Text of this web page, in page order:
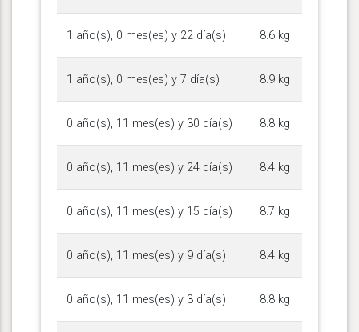
1 año(s), 0 mes(es) y 22 día(s) 8.6 kg
1 año(s), 0 mes(es) y 7 día(s) 8.9 kg
0 año(s), 11 mes(es) y 30 día(s) 8.8 kg
0 año(s), 11 mes(es) y 24 día(s) 8.4 kg
0 año(s), 11 mes(es) y 15 día(s) 8.7 kg
0 año(s), 11 mes(es) y 9 día(s) 8.4 kg
0 año(s), 11 mes(es) y 3 día(s) 8.8 kg